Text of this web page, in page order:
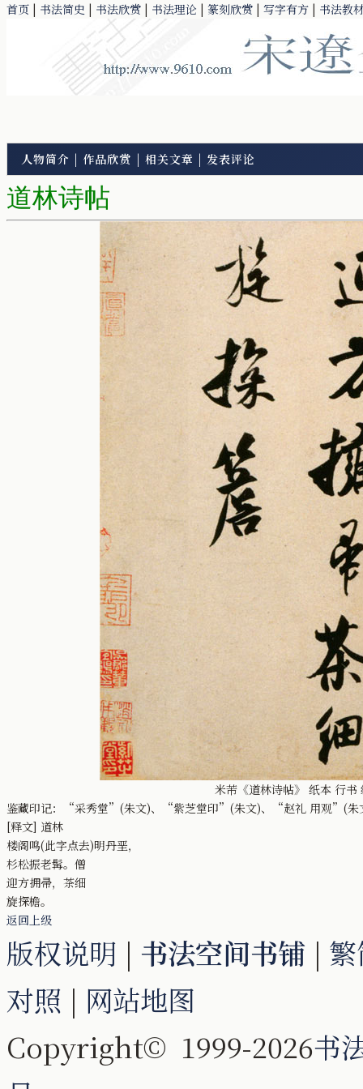
首页 | 书法简史 | 书法欣赏 | 书法理论 | 篆刻欣赏 | 写字有方 | 书法教
人物简介 | 作品欣赏 | 相关文章 | 发表评论
道林诗帖
米芾《道林诗帖》 纸本 行
鉴藏印记：“采秀堂”(朱文)、“紫芝堂印”(朱文)、“赵礼 用观”(
[释文] 道林
楼阁鸣(此字点去)明丹垩，
杉松振老髯。僧
迎方拥帚，茶细
旋探檐。
返回上级
版权说明 | 书法空间书铺 |
对照 | 网站地图
Copyright© 1999-2026书